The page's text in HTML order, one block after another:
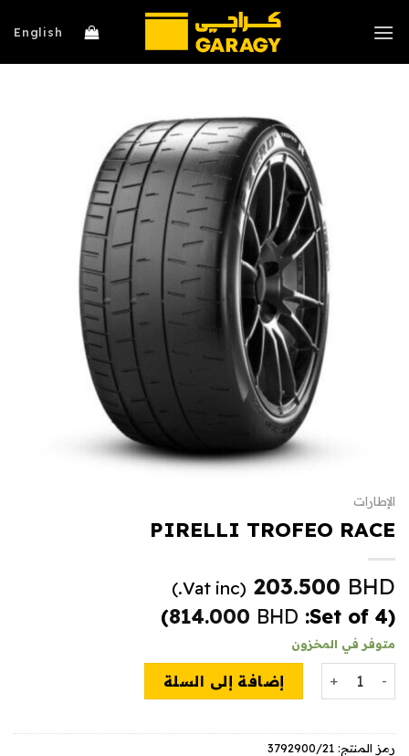
للمحتوى
English
الإطارات
PIRELLI TROFEO RACE
203.500 BHD
(Vat inc.)
(Set of 4:
814.000 BHD
)
متوفر في المخزون
إضافة إلى السلة
رمز المنتج: 3792900/21